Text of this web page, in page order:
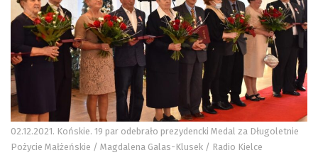
02.12.2021. Końskie. 19 par odebrało prezydencki Medal za Długoletnie
Pożycie Małżeńskie / Magdalena Galas-Klusek / Radio Kielce